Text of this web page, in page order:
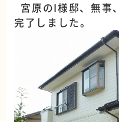
宮原のI様邸、無事
完了しました。